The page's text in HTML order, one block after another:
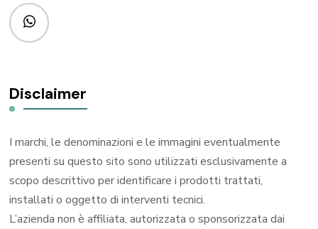
Disclaimer
I marchi, le denominazioni e le immagini eventualmente
presenti su questo sito sono utilizzati esclusivamente a
scopo descrittivo per identificare i prodotti trattati,
installati o oggetto di interventi tecnici.
L’azienda non è affiliata, autorizzata o sponsorizzata dai